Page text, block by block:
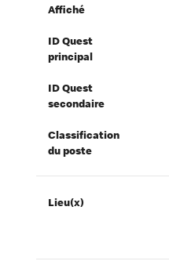
Affiché
ID Quest
principal
ID Quest
secondaire
Classification
du poste
Lieu(x)